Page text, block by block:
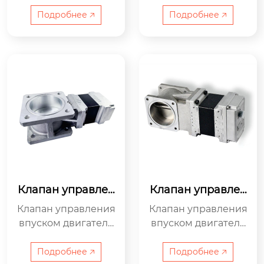
й интегрированную
систему управлени
чается простотой ус
тановки, удобством
эксплуатации и выс
окой надежностью.
Подробнее 🡥
з роторного двигат
еля и дроссельной
клапаном управлен
ия приводом.
Подробнее 🡥
Клапан управлен
ия приводом QZ1
60B
Клапан управления
впуском двигателя
з роторного двигат
Подробнее 🡥
Клапан управлен
ия приводом QZ1
20A
Клапан управления
впуском двигателя
з роторного двигат
Подробнее 🡥